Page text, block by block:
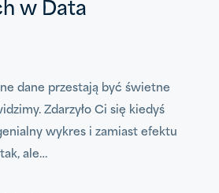
w Data
dane przestają być świetne
Zdarzyło Ci się kiedyś
wykres i zamiast efektu
tak, ale…